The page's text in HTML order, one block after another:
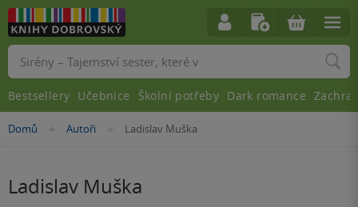
Nacházíte
Domů »Autoři »
Ladislav Muška
Ladislav Muška
Vyhledávání
Bestsellery Učebnice Školní potřeby Dark romance